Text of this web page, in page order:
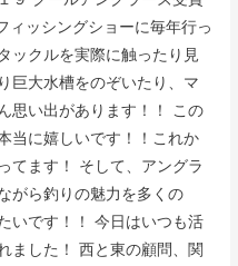
ィッシングショーに毎年行っ
ックルを実際に触ったり見
巨大水槽をのぞいたり、マ
思い出があります！！ この
当に嬉しいです！！これか
てます！ そして、アングラ
がら釣りの魅力を多くの
いです！！ 今日はいつも活
ました！ 西と東の顧問、関